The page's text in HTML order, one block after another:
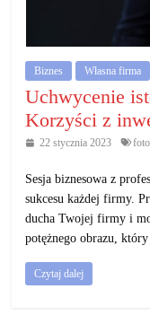
Porady
biznesowe
Biznes Własna firma
Uchwycenie
Korzyści z
22 stycznia 2023
Sesja biznesowa z
sukcesu każdej firmy.
ducha Twojej firmy i
potężnego obrazu,
Czytaj dalej